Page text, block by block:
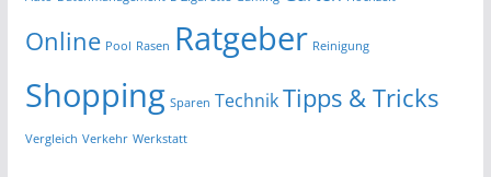
Online Pool Rasen Ratgeber Reinigung
Shopping Sparen TechnikTipps & Tricks
Vergleich Verkehr Werkstatt